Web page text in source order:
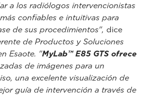
a los radiólogos intervencionistas
confiables e intuitivas para
de sus procedimientos", dice
de Productos y Soluciones
Esaote. "MyLab™ E85 GTS ofrece
de imágenes para un
una excelente visualización de
guía de intervención a través de